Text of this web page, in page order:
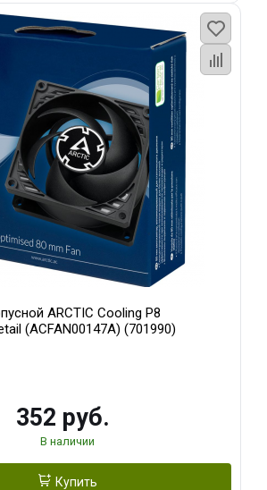
ARCTIC Cooling P8
(ACFAN00147A) (701990)
352 руб.
В наличии
Купить